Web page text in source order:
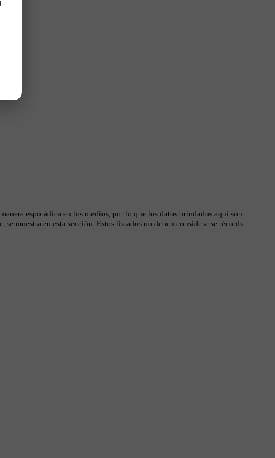
esporádica en los medios, por lo que los datos brindados aquí son
muestra en esta sección. Estos listados no deben considerarse récords